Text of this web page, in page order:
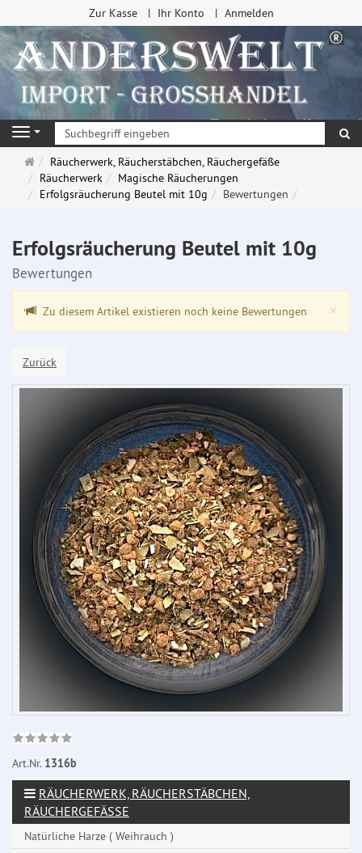
Zur Kasse Ihr Konto Anmelden
Navigation
Startseite
Räucherwerk, Räucherstäbchen, Räuchergefäße
Räucherwerk
Magische Räucherungen
Erfolgsräucherung Beutel mit 10g
Bewertungen
Erfolgsräucherung Beutel mit 10g
Bewertungen
×
Zu diesem Artikel existieren noch keine Bewertungen
Zurück
Art.Nr. 1316b
RÄUCHERWERK, RÄUCHERSTÄBCHEN,
RÄUCHERGEFÄSSE
Natürliche Harze ( Weihrauch )